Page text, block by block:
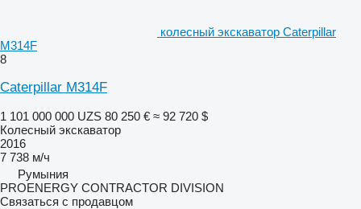
колесный экскаватор Caterpillar
M314F
8
Caterpillar M314F
1 101 000 000 UZS 80 250 € ≈ 92 720 $
Колесный экскаватор
2016
7 738 м/ч
Румыния
PROENERGY CONTRACTOR DIVISION
Связаться с продавцом